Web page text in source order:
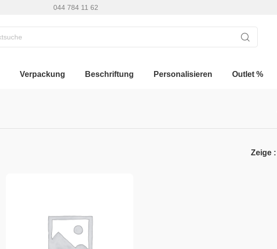
044 784 11 62
Verpackung Beschriftung Personalisieren Outlet %
Zeige